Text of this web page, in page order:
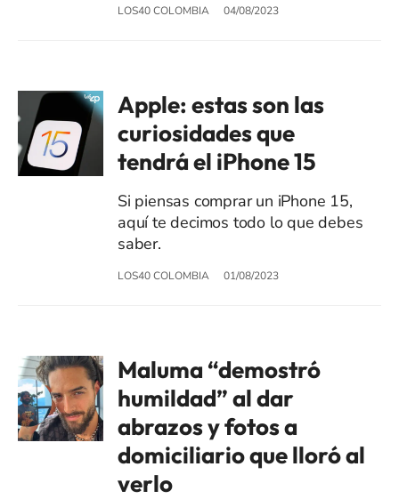
LOS40 COLOMBIA 04/08/2023
Apple: estas son las
curiosidades que
tendrá el iPhone 15
Si piensas comprar un iPhone 15,
aquí te decimos todo lo que debes
saber.
LOS40 COLOMBIA 01/08/2023
Maluma “demostró
humildad” al dar
abrazos y fotos a
domiciliario que lloró al
verlo